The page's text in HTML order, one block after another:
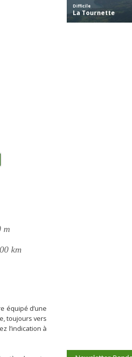
m
km
équipé d’une
toujours vers
l’indication à